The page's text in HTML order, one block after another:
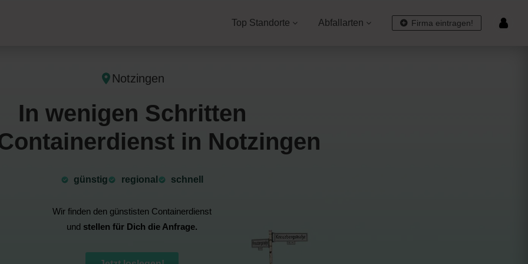
Firma eintragen!
Top Standorte Abfallarten
Notzingen
In wenigen Schritten
in Notzingen
günstig ⁠regional schnell
Wir finden den günstisten Containerdienst
und stellen für Dich die Anfrage.